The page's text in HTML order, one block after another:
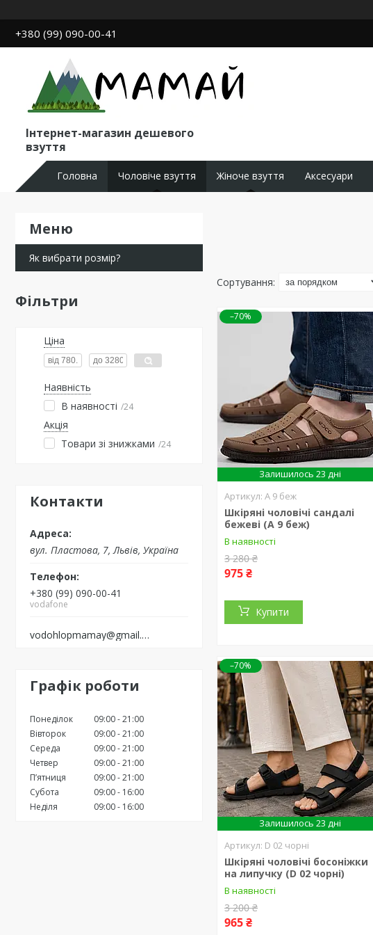
+380 (99) 090-00-41
Інтернет-магазин дешевого
взуття
Головна Чоловіче взуття Жіноче взуття Аксесуари
Як вибрати розмір?
Фільтри
Ціна
Наявність
В наявності 24
Акція
Товари зі знижками 24
Контакти
вул. Пластова, 7, Львів, Україна
+380 (99) 090-00-41
vodafone
vodohlopmamay@gmail.com
Графік роботи
Понеділок 09:00 21:00
Вівторок
09:00 21:00
Середа
09:00 21:00
Четвер
09:00 21:00
Пʼятниця
09:00 21:00
Субота
09:00
16:00
Неділя
09:00 16:00
–70%
Залишилось 23 дні
А 9 беж
Шкіряні чоловічі сандалі
бежеві (А 9 беж)
В наявності
3 280 ₴
975 ₴
Купити
–70%
Залишилось 23 дні
D 02 чорні
Шкіряні чоловічі босоніжки
на липучку (D 02 чорні)
В наявності
3 200 ₴
965 ₴